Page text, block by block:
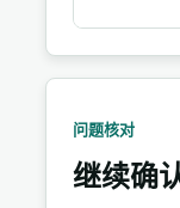
问题核对
继续确